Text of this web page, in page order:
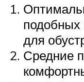
подобных
для
Средние